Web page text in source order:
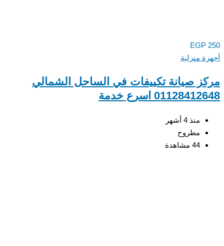
EGP 250
أجهزة منزلية
مركز صيانة تكييفات في الساحل الشمالي
01128412648 اسرع خدمة
منذ 4 أشهر
مطروح
44 مشاهدة